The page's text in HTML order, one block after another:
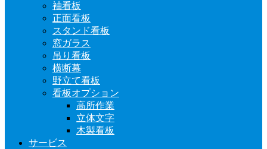
袖看板
正面看板
スタンド看板
窓ガラス
吊り看板
横断幕
野立て看板
看板オプション
高所作業
立体文字
木製看板
サービス